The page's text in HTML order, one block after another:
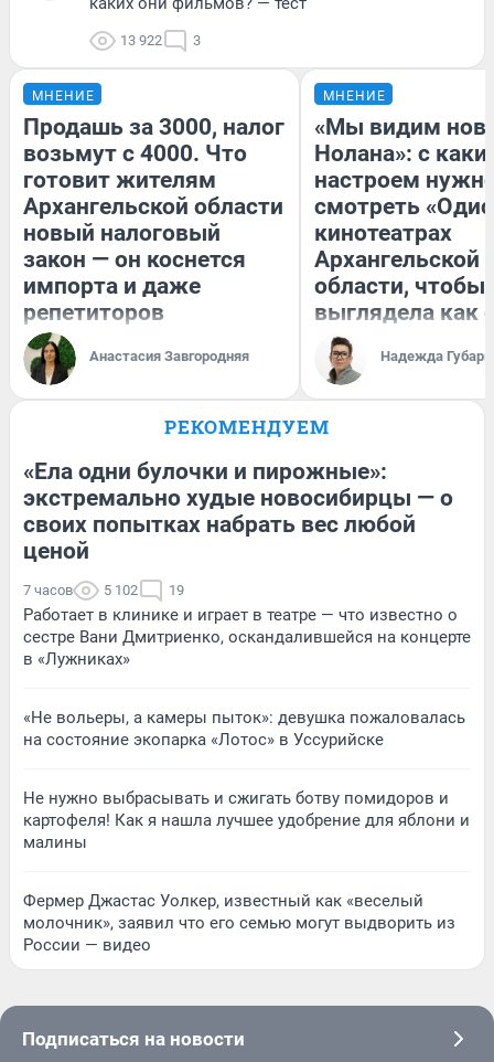
13 922 3
МНЕНИЕ
Продашь за 3000, налог
возьмут с 4000. Что
готовит жителям
Архангельской области
новый налоговый
закон — он коснется
импорта и даже
репетиторов
Анастасия Завгородняя
МНЕНИЕ
«Мы видим
Нолана»: с
настроем
смотреть
кинотеатрах
Архангельской
области, чтобы
выглядела как
Надежда Губарь
РЕКОМЕНДУЕМ
«Ела одни булочки и пирожные»:
экстремально худые новосибирцы — о
своих попытках набрать вес любой
ценой
7 часов 5 102 19
Работает в клинике и играет в театре — что известно о
сестре Вани Дмитриенко, оскандалившейся на концерте
в «Лужниках»
«Не вольеры, а камеры пыток»: девушка пожаловалась
на состояние экопарка «Лотос» в Уссурийске
Не нужно выбрасывать и сжигать ботву помидоров и
картофеля! Как я нашла лучшее удобрение для яблони и
малины
Фермер Джастас Уолкер, известный как «веселый
молочник», заявил что его семью могут выдворить из
России — видео
Подписаться на новости